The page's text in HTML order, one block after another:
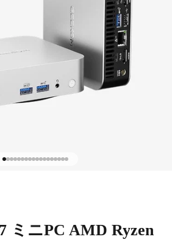
ミニPC AMD Ryzen